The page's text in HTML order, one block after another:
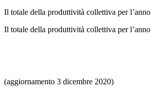
Il totale della produttività collettiva per l’anno
Il totale della produttività collettiva per l’anno
(aggiornamento 3 dicembre 2020)